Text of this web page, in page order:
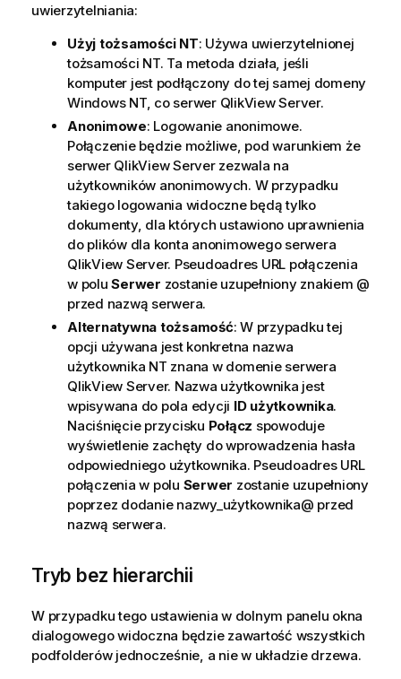
uwierzytelniania:
Użyj tożsamości NT: Używa uwierzytelnionej
tożsamości NT. Ta metoda działa, jeśli
komputer jest podłączony do tej samej domeny
Windows NT, co serwer QlikView Server.
Anonimowe: Logowanie anonimowe.
Połączenie będzie możliwe, pod warunkiem że
serwer QlikView Server zezwala na
użytkowników anonimowych. W przypadku
takiego logowania widoczne będą tylko
dokumenty, dla których ustawiono uprawnienia
do plików dla konta anonimowego serwera
QlikView Server. Pseudoadres URL połączenia
w poluSerwer zostanie uzupełniony znakiem @
przed nazwą serwera.
Alternatywna tożsamość: W przypadku tej
opcji używana jest konkretna nazwa
użytkownika NT znana w domenie serwera
QlikView Server. Nazwa użytkownika jest
wpisywana do pola edycji ID użytkownika.
Naciśnięcie przycisku Połącz spowoduje
wyświetlenie zachęty do wprowadzenia hasła
odpowiedniego użytkownika. Pseudoadres URL
połączenia w polu Serwer zostanie uzupełniony
poprzez dodanie nazwy_użytkownika@ przed
nazwą serwera.
Tryb bez hierarchii
W przypadku tego ustawienia w dolnym panelu okna
dialogowego widoczna będzie zawartość wszystkich
podfolderów jednocześnie, a nie w układzie drzewa.